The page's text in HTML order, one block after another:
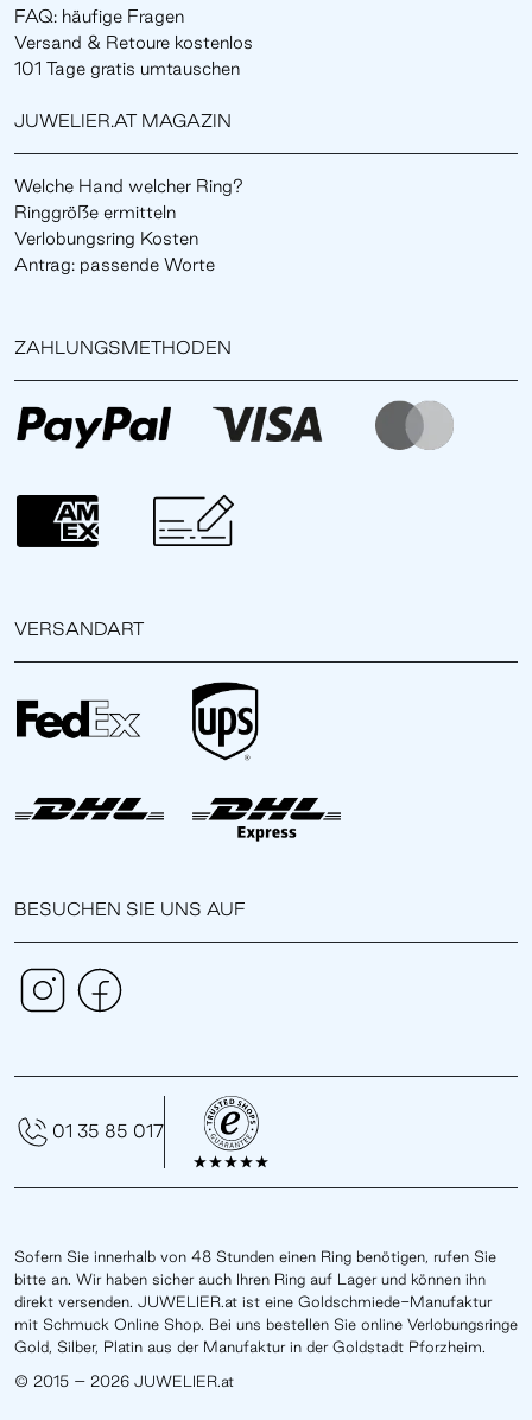
FAQ: häufige Fragen
Versand & Retoure kostenlos
101 Tage gratis umtauschen
JUWELIER.AT MAGAZIN
Welche Hand welcher Ring?
Ringgröße ermitteln
Verlobungsring Kosten
Antrag: passende Worte
ZAHLUNGSMETHODEN
VERSANDART
BESUCHEN SIE UNS AUF
Sofern Sie innerhalb von 48 Stunden einen Ring benötigen, rufen Sie
bitte an. Wir haben sicher auch Ihren Ring auf Lager und können ihn
direkt versenden. JUWELIER.at ist eine Goldschmiede-Manufaktur
mit Schmuck Online Shop. Bei uns bestellen Sie online Verlobungsringe
Gold, Silber, Platin aus der Manufaktur in der Goldstadt Pforzheim.
© 2015 – 2026 JUWELIER.at
01 35 85 017